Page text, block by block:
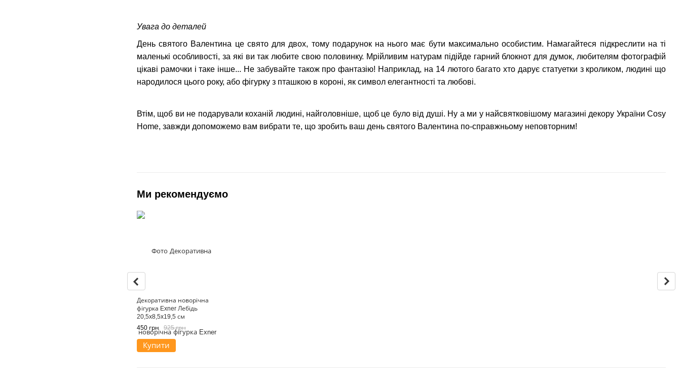
Увага до деталей
День святого Валентина це свято для двох, тому подарунок на нього має бути максимально особистим. Намагайтеся підкреслити на ті
маленькі особливості, за які ви так любите свою половинку. Мрійливим натурам підійде гарний блокнот для думок, любителям фотографій
цікаві рамочки і таке інше... Не забувайте також про фантазію! Наприклад, на 14 лютого багато хто дарує статуетки з кроликом, людині що
народилося цього року, або фігурку з пташкою в короні, як символ елегантності та любові.
Втім, щоб ви не подарували коханій людині, найголовніше, щоб це було від душі. Ну а ми у найсвятковішому магазині декору України Cosy
Home, завжди допоможемо вам вибрати те, що зробить ваш день святого Валентина по-справжньому неповторним!
Ми рекомендуємо
Декоративна новорічна
фігурка Exner Лебідь
20,5x8,5x19,5 см
450 грн
925 грн
Купити